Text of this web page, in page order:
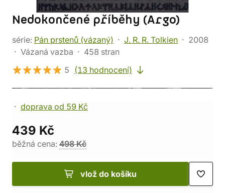
Nedokončené příběhy (Argo)
série: Pán prstenů (vázaný) J. R. R. Tolkien
2008
Vázaná vazba
458 stran
5
(13 hodnocení)
doprava od 59 Kč
439 Kč
běžná cena: 498 Kč
vlož do košíku